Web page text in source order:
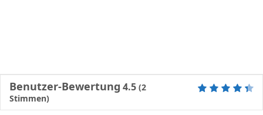
Benutzer-Bewertung 4.5 (2
Stimmen)